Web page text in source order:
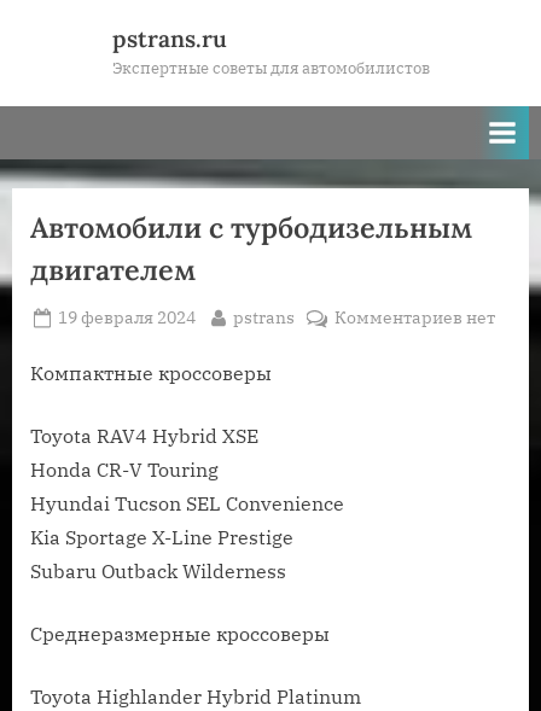
pstrans.ru
Экспертные советы для автомобилистов
Автомобили с турбодизельным
двигателем
Posted
19 февраля 2024 By
pstrans Комментариевкнет
Компактные кроссоверы
Toyota RAV4 Hybrid XSE
Honda CR-V Touring
Hyundai Tucson SEL Convenience
Kia Sportage X-Line Prestige
Subaru Outback Wilderness
Среднеразмерные кроссоверы
Toyota Highlander Hybrid Platinum